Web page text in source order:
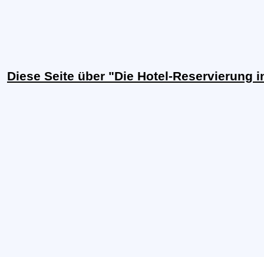
Diese Seite über "Die Hotel-Reservierung